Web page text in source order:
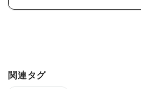
関連タグ